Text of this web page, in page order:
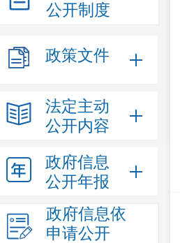
公开制度
政策文件
法定主动
公开内容
政府信息
公开年报
政府信息依
申请公开